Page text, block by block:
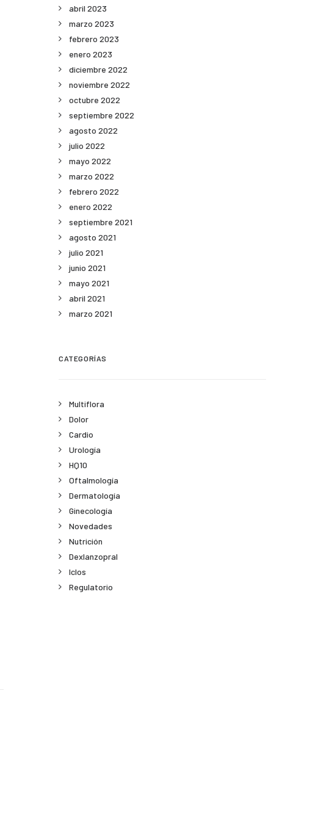
abril 2023
marzo 2023
febrero 2023
enero 2023
diciembre 2022
noviembre 2022
octubre 2022
septiembre 2022
agosto 2022
julio 2022
mayo 2022
marzo 2022
febrero 2022
enero 2022
septiembre 2021
agosto 2021
julio 2021
junio 2021
mayo 2021
abril 2021
marzo 2021
CATEGORÍAS
Multiflora
Dolor
Cardio
Urología
HQ10
Oftalmología
Dermatología
Ginecología
Novedades
Nutrición
Dexlanzopral
Iclos
Regulatorio